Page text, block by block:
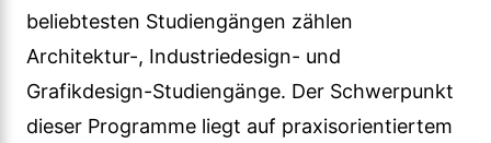
beliebtesten Studiengängen zählen
Architektur-, Industriedesign- und
Grafikdesign-Studiengänge. Der Schwerpunkt
dieser Programme liegt auf praxisorientiertem